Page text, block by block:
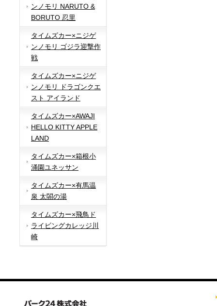
ンノモリ NARUTO &
BORUTO 忍里
タイムズカー×ニジゲ
ンノモリ ゴジラ迎撃作
戦
タイムズカー×ニジゲ
ンノモリ ドラゴンクエ
スト アイランド
タイムズカー×AWAJI
HELLO KITTY APPLE
LAND
タイムズカー×箱根小
涌園ユネッサン
タイムズカー×有馬温
泉 太閤の湯
タイムズカー×飛鳥ド
ライビングカレッジ川
崎